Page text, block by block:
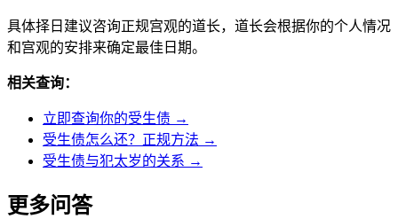
具体择日建议咨询正规宫观的道长，道长会根据你的个人情况
和宫观的安排来确定最佳日期。
相关查询：
立即查询你的受生债 →
受生债怎么还？正规方法 →
受生债与犯太岁的关系 →
更多问答